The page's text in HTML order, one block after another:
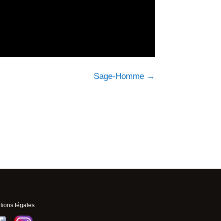
Sage-Homme→
légales